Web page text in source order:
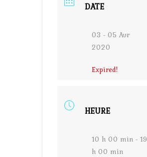
DATE
03 - 05 Avr
2020
Expired!
HEURE
10 h 00 min - 19
h 00 min